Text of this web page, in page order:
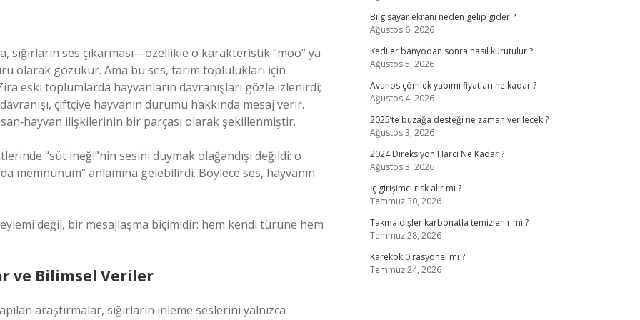
sığırların ses çıkarması—özellikle o karakteristik “moo” ya
olarak gözükür. Ama bu ses, tarım toplulukları için
eski toplumlarda hayvanların davranışları gözle izlenirdi;
çiftçiye hayvanın durumu hakkında mesaj verir.
ilişkilerinin bir parçası olarak şekillenmiştir.
“süt ineği”nin sesini duymak olağandışı değildi: o
memnunum” anlamına gelebilirdi. Böylece ses, hayvanın
eylemi değil, bir mesajlaşma biçimidir: hem kendi türüne hem
ve Bilimsel Veriler
araştırmalar, sığırların inleme seslerini yalnızca
Bilgisayar ekranı neden gelip gider ?
Ağustos 6, 2026
Kediler banyodan sonra nasıl kurutulur ?
Ağustos 5, 2026
Avanos çömlek yapımı fiyatları ne kadar ?
Ağustos 4, 2026
2025’te buzağa desteği ne zaman verilecek ?
Ağustos 3, 2026
2024 Direksiyon Harcı Ne Kadar ?
Ağustos 3, 2026
İç girişimci risk alır mı ?
Temmuz 30, 2026
Takma dişler karbonatla temizlenir mi ?
Temmuz 28, 2026
Karekök 0 rasyonel mi ?
Temmuz 24, 2026